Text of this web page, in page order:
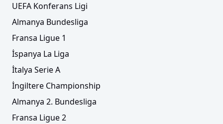
UEFA Konferans Ligi
Almanya Bundesliga
Fransa Ligue 1
İspanya La Liga
İtalya Serie A
İngiltere Championship
Almanya 2. Bundesliga
Fransa Ligue 2